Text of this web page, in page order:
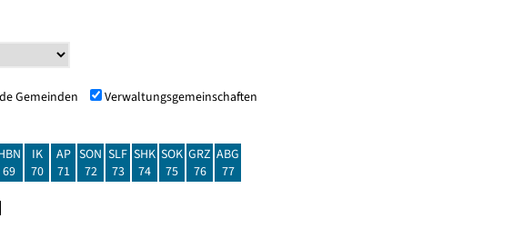
Gemeinden Verwaltungsgemeinschaften
69
IK
70
AP
71
SON
72
SLF
73
SHK
74
SOK
75
GRZ
76
ABG
77